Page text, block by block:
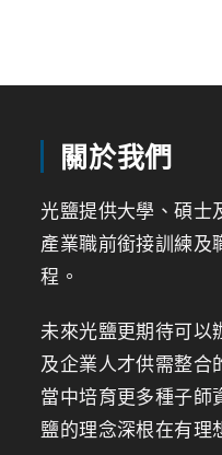
關於我們
光鹽提供大學、碩士
產業職前銜接訓練及
程。
未來光鹽更期待可以
及企業人才供需整合
當中培育更多種子師
鹽的理念深根在有理